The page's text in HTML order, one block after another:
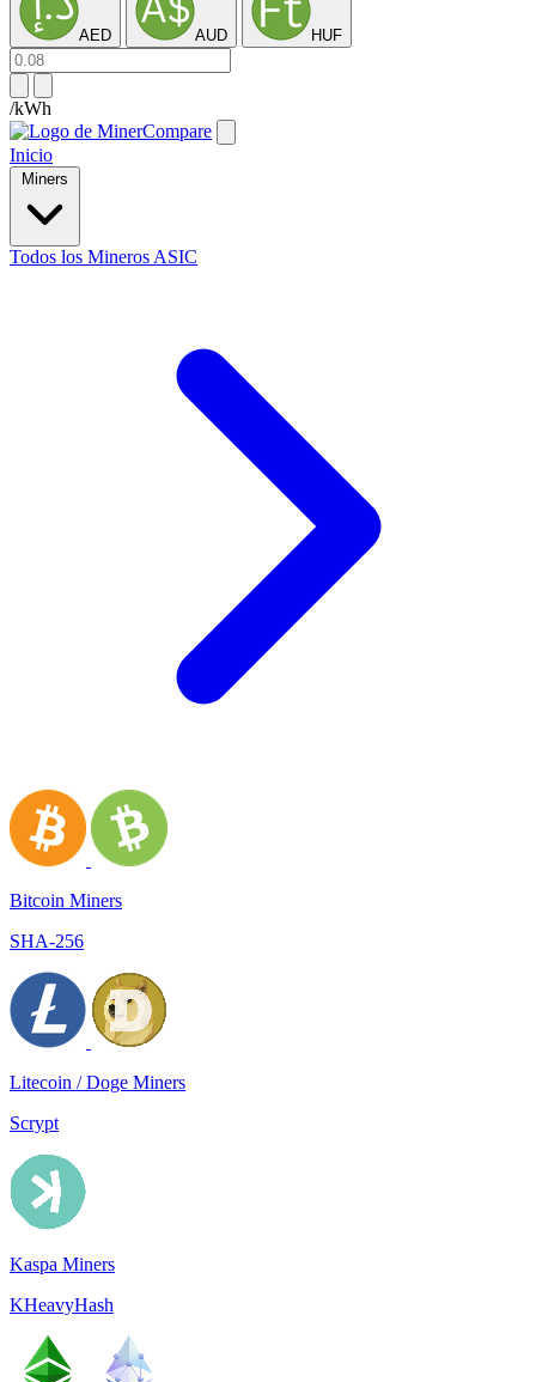
AED AUD HUF
/kWh
Inicio
Miners
Todos los Mineros ASIC
Bitcoin Miners
SHA-256
Litecoin / Doge Miners
Scrypt
Kaspa Miners
KHeavyHash